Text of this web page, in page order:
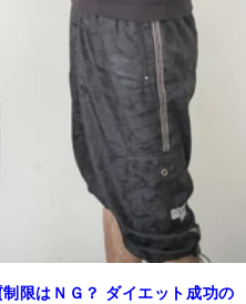
限はＮＧ？ ダイエット成功の